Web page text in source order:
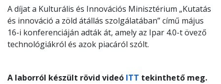
A díjat a Kulturális és Innovációs Minisztérium „Kutatás
és innováció a zöld átállás szolgálatában” című május
16-i konferenciáján adták át, amely az Ipar 4.0-t övező
technológiákról és azok piacáról szólt.
A laborról készült rövid videó ITT tekinthető meg.